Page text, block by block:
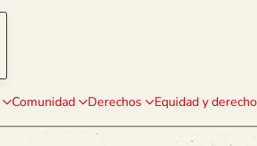
Comunidad Derechos Equidad y